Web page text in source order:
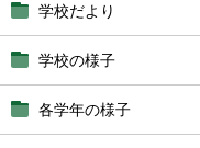
学校だより
学校の様子
各学年の様子